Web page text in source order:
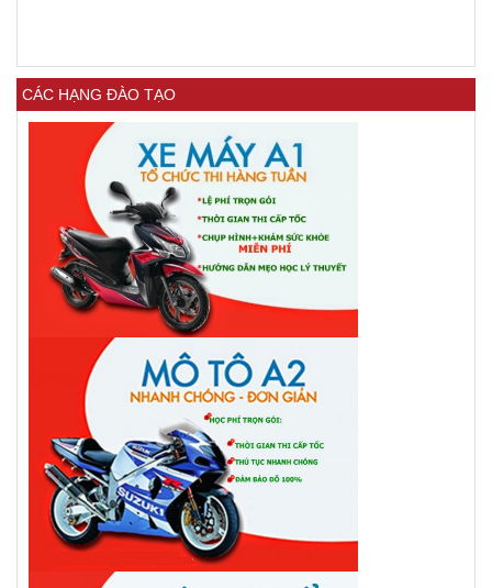
CÁC HẠNG ĐÀO TẠO